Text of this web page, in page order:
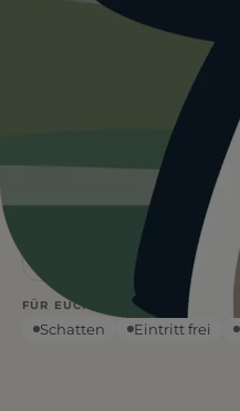
OpenWeatherMap
—
FÜR EUCH RELEVANT
Schatten
Eintritt frei